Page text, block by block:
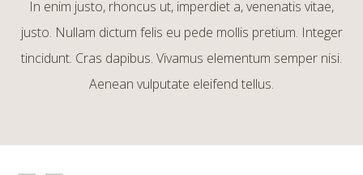
In enim justo, rhoncus ut, imperdiet a, venenatis vitae,
justo. Nullam dictum felis eu pede mollis pretium. Integer
tincidunt. Cras dapibus. Vivamus elementum semper nisi.
Aenean vulputate eleifend tellus.